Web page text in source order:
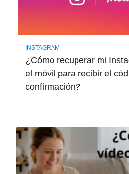
INSTAGRAM
¿Cómo recuperar mi
el móvil para recibir el
confirmación?